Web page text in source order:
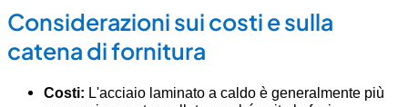
Considerazioni sui costi e sulla
catena di fornitura
Costi: L'acciaio laminato a caldo è generalmente più